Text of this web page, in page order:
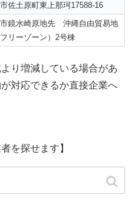
佐土原町東上那珂17588-16
鏡水崎原地先 沖縄自由貿易地
リーゾーン）2号棟
り増減している場合があ
対応できるか直接企業へ
を探せます】